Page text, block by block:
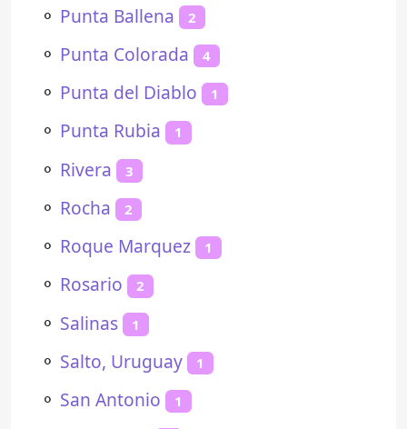
⚬ Punta Ballena 2
⚬ Punta Colorada 4
⚬ Punta del Diablo 1
⚬ Punta Rubia 1
⚬ Rivera 3
⚬ Rocha 2
⚬ Roque Marquez 1
⚬ Rosario 2
⚬ Salinas 1
⚬ Salto, Uruguay 1
⚬ San Antonio 1